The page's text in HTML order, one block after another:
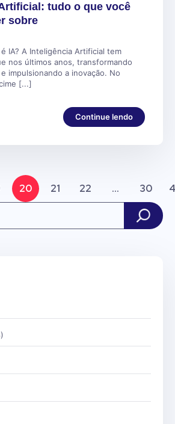
tudo o que você
sobre
IA? A Inteligência Artificial tem
nos últimos anos, transformando
impulsionando a inovação. No
[...]
Continue lendo
20 21 22 ... 30